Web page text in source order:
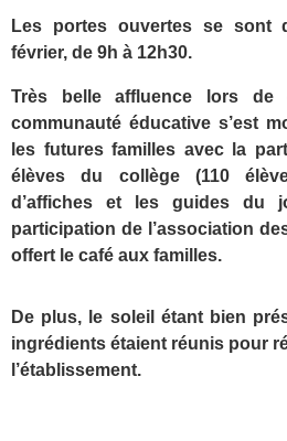
Les portes ouvertes se sont
février, de 9h à 12h30.
Très belle affluence lors de
communauté éducative s’est
les futures familles avec la
élèves du collège (110
d’affiches et les guides du
participation de l’association
offert le café aux familles.
De plus, le soleil étant bien
ingrédients étaient réunis pour
l’établissement.